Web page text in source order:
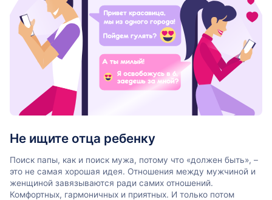
Не ищите отца ребенку
Поиск папы, как и поиск мужа, потому что «должен быть», –
это не самая хорошая идея. Отношения между мужчиной и
женщиной завязываются ради самих отношений.
Комфортных, гармоничных и приятных. И только потом